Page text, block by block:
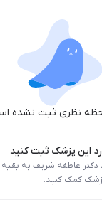
نظری ثبت نشده
این پزشک ثبت کنید
دکتر عاطفه شریف به بقیه
پزشک کمک کنید.